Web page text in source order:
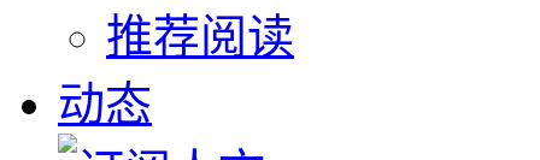
推荐阅读
动态